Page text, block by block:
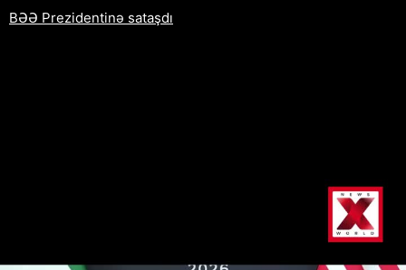
BƏƏ Prezidentinə sataşdı